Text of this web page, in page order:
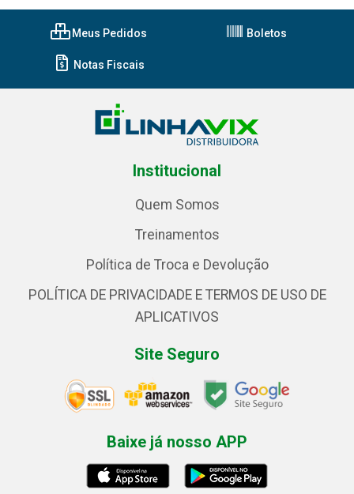
Meus Pedidos Boletos
Notas Fiscais
Institucional
Quem Somos
Treinamentos
Política de Troca e Devolução
POLÍTICA DE PRIVACIDADE E TERMOS DE USO DE
APLICATIVOS
Site Seguro
Baixe já nosso APP